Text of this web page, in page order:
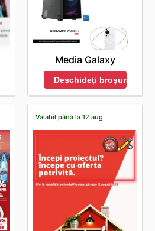
Media Galaxy
Deschideți broșura
Valabil până la 12 aug.